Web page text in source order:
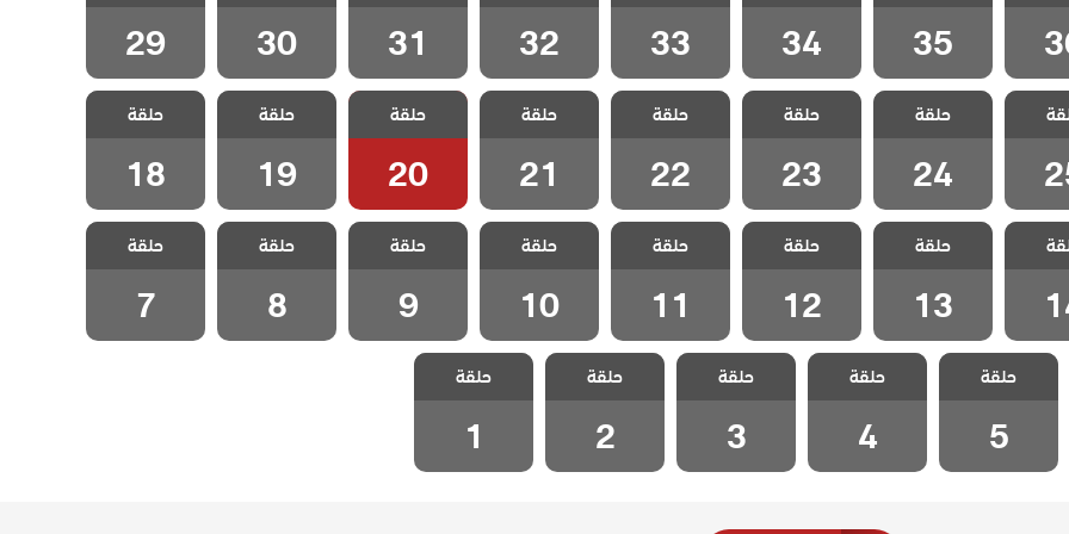
36
الحلقة 35
35
الحلقة 34
34
الحلقة 33
33
الحلقة 32
32
الحلقة 31
31
الحلقة 30
30
الحلقة 29
29
سيدة
مدبلج
25
مسلسل سيدة
القرية مدبلج
الحلقة 24
حلقة
24
مسلسل سيدة
القرية مدبلج
الحلقة 23
حلقة
23
مسلسل سيدة
القرية مدبلج
الحلقة 22
حلقة
22
مسلسل سيدة
القرية مدبلج
الحلقة 21
حلقة
21
مسلسل سيدة
القرية مدبلج
الحلقة 20
حلقة
20
مسلسل سيدة
القرية مدبلج
الحلقة 19
حلقة
19
مسلسل سيدة
القرية مدبلج
الحلقة 18
حلقة
18
سيدة
مدبلج
14
مسلسل سيدة
القرية مدبلج
الحلقة 13
حلقة
13
مسلسل سيدة
القرية مدبلج
الحلقة 12
حلقة
12
مسلسل سيدة
القرية مدبلج
الحلقة 11
حلقة
11
مسلسل سيدة
القرية مدبلج
الحلقة 10
حلقة
10
مسلسل سيدة
القرية مدبلج
الحلقة 9
حلقة
9
مسلسل سيدة
القرية مدبلج
الحلقة 8
حلقة
8
مسلسل سيدة
القرية مدبلج
الحلقة 7
حلقة
7
مسلسل سيدة
القرية مدبلج
الحلقة 5
حلقة
5
مسلسل سيدة
القرية مدبلج
الحلقة 4
حلقة
4
مسلسل سيدة
القرية مدبلج
الحلقة 3
حلقة
3
مسلسل سيدة
القرية مدبلج
الحلقة 2
حلقة
2
مسلسل سيدة
القرية مدبلج
الحلقة 1
حلقة
1